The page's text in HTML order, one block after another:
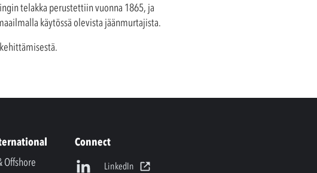
telakka perustettiin vuonna 1865, ja
käytössä olevista jäänmurtajista.
Offshore
Connect
LinkedIn